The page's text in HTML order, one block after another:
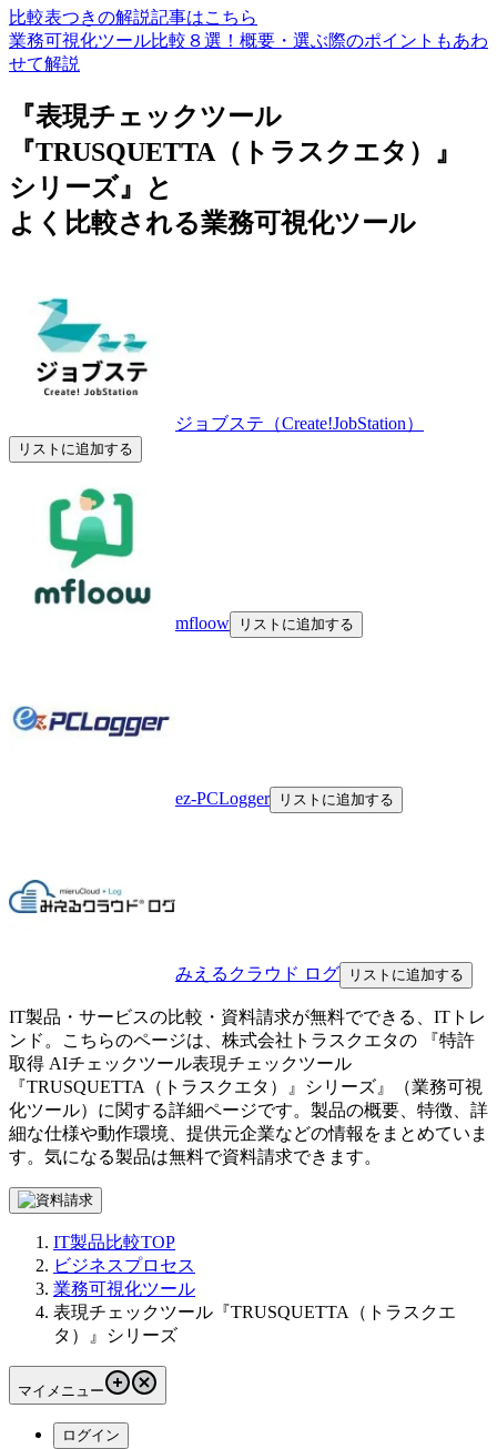
比較表つきの解説記事はこちら
業務可視化ツール比較８選！概要・選ぶ際のポイントもあわ
せて解説
『表現チェックツール
『TRUSQUETTA（トラスクエタ）』
シリーズ』と
よく比較される業務可視化ツール
ジョブステ（Create!JobStation）
リストに追加する
mfloow リストに追加する
ez-PCLogger リストに追加する
みえるクラウド ログ リストに追加する
IT製品・サービスの比較・資料請求が無料でできる、ITトレ
ンド。こちらのページは、 株式会社トラスクエタの 『特許
取得 AIチェックツール表現チェックツール
『TRUSQUETTA（トラスクエタ）』シリーズ 』（業務可視
化ツール）に関する詳細ページです。製品の概要、特徴、詳
細な仕様や動作環境、提供元企業などの情報をまとめていま
す。気になる製品は無料で資料請求できます。
IT製品比較TOP
ビジネスプロセス
業務可視化ツール
表現チェックツール『TRUSQUETTA（トラスクエ
タ）』シリーズ
マイメニュー
ログイン